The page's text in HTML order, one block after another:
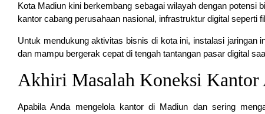
Kota Madiun kini berkembang sebagai wilayah dengan potensi
kantor cabang perusahaan nasional, infrastruktur digital seperti
Untuk mendukung aktivitas bisnis di kota ini, instalasi jaringan
dan mampu bergerak cepat di tengah tantangan pasar digital
Akhiri Masalah Koneksi Kantor
Apabila Anda mengelola kantor di Madiun dan sering